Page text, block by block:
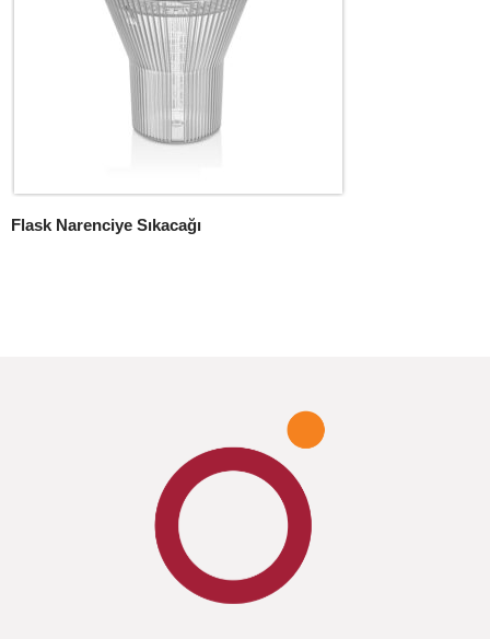
Flask Narenciye Sıkacağı